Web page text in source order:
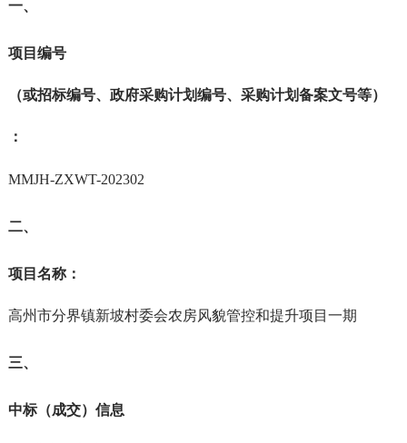
一、
项目编号
（或招标编号、政府采购计划编号、采购计划备案文号等）
：
MMJH-ZXWT-202302
二、
项目名称：
高州市分界镇新坡村委会农房风貌管控和提升项目一期
三、
中标（成交）信息